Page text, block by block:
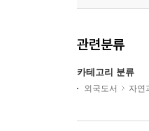
관련분류
카테고리 분류
외국도서 자연